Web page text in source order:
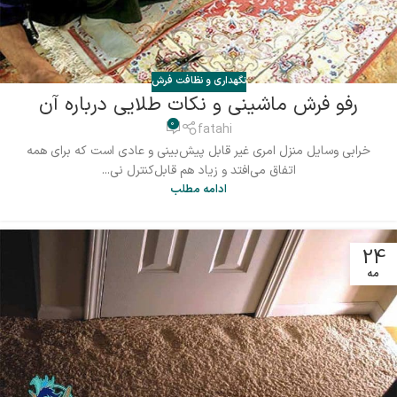
نگهداری و نظافت فرش
رفو فرش ماشینی و نکات طلایی درباره آن
fatahi
0
خرابی وسایل منزل امری غیر قابل پیش‌بینی و عادی است که برای همه
اتفاق می‌افتد و زیاد هم قابل‌کنترل نی...
ادامه مطلب
24
مه